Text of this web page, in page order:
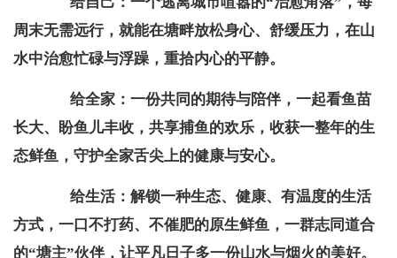
周末无需远行，就能在塘畔放松身心、舒缓压力，在山
水中治愈忙碌与浮躁，重拾内心的平静。
给全家：一份共同的期待与陪伴，一起看鱼苗
长大、盼鱼儿丰收，共享捕鱼的欢乐，收获一整年的生
态鲜鱼，守护全家舌尖上的健康与安心。
给生活：解锁一种生态、健康、有温度的生活
方式，一口不打药、不催肥的原生鲜鱼，一群志同道合
的“塘主”伙伴，让平凡日子多一份山水与烟火的美好。